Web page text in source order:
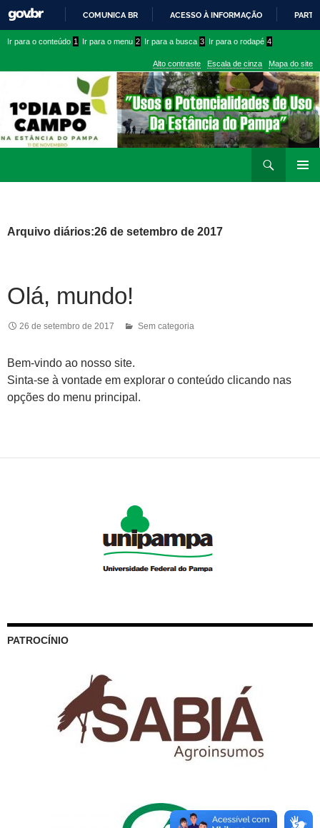
PARA
CONTEÚDO
COMUNICA BR ACESSO À INFORMAÇÃO
conteúdo
menu
Ir para o conteúdo 1 Ir para o menu 2 Ir para a busca 3 Ir para o rodapé 4
Alto contraste Escala de cinza Mapa do site
Arquivo diários:26 de setembro de 2017
Olá, mundo!
26 de setembro de 2017 Sem categoria
Bem-vindo ao nosso site.
Sinta-se à vontade em explorar o conteúdo clicando nas
opções do menu principal.
PATROCÍNIO